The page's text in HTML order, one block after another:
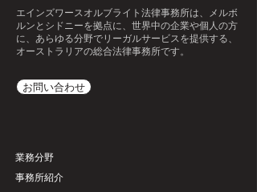
エインズワースオルブライト法律事務所は、メルボ
ルンとシドニーを拠点に、世界中の企業や個人の方
に、あらゆる分野でリーガルサービスを提供する、
オーストラリアの総合法律事務所です。
お問い合わせ
​業務分野
事務所紹介